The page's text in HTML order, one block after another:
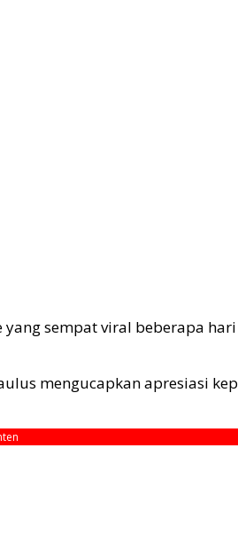
sempat viral beberapa
mengucapkan apresiasi